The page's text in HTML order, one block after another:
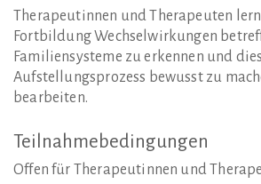
Therapeutinnen und Therapeuten
Fortbildung Wechselwirkungen
Familiensysteme zu erkennen und
Aufstellungsprozess bewusst zu
bearbeiten.
Teilnahmebedingungen
Offen für Therapeutinnen und